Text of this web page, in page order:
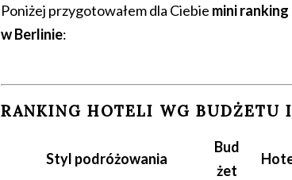
Poniżej przygotowałem dla Ciebie mini
w Berlinie:
RANKING HOTELI WG BUDŻETU
Styl podróżowania
Bud
żet